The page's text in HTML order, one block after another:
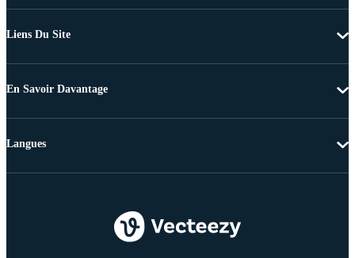
Liens Du Site
En Savoir Davantage
Langues